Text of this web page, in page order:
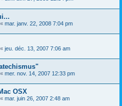
« mar. janv. 22, 2008 7:04 pm
« jeu. déc. 13, 2007 7:06 am
« mer. nov. 14, 2007 12:33 pm
OSX
« mar. juin 26, 2007 2:48 am